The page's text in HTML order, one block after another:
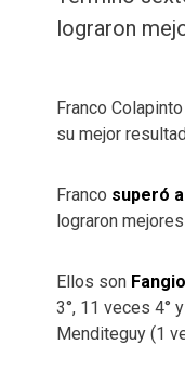
lograron
Franco
su mejor
Franco superó
lograron
Ellos son Fangio
3°, 11 veces 4°
Menditeguy (1